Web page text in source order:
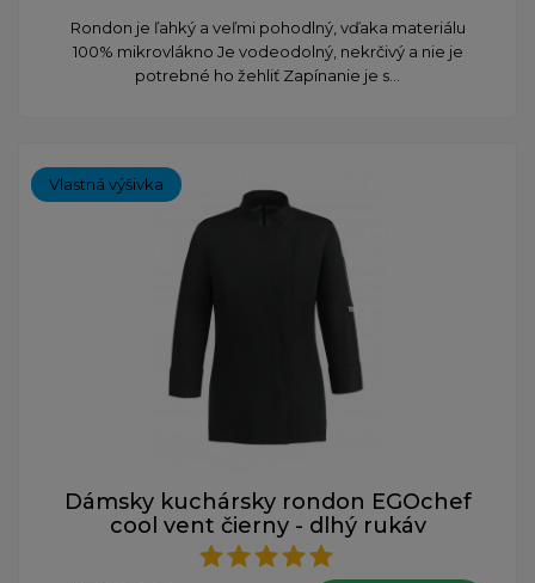
Rondon je ľahký a veľmi pohodlný, vďaka materiálu
100% mikrovlákno Je vodeodolný, nekrčivý a nie je
potrebné ho žehliť Zapínanie je s...
Vlastná výšivka
Dámsky kuchársky rondon EGOchef
cool vent čierny - dlhý rukáv